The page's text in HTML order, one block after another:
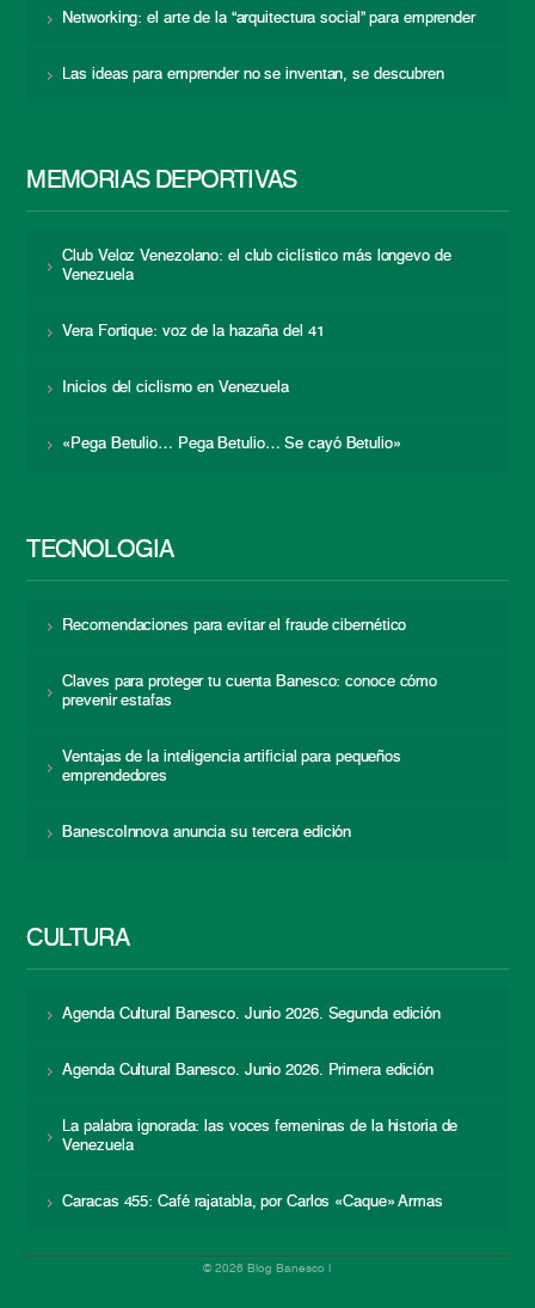
Networking: el arte de la “arquitectura social” para emprender
Las ideas para emprender no se inventan, se descubren
MEMORIAS DEPORTIVAS
Club Veloz Venezolano: el club ciclístico más longevo de
Venezuela
Vera Fortique: voz de la hazaña del 41
Inicios del ciclismo en Venezuela
«Pega Betulio… Pega Betulio… Se cayó Betulio»
TECNOLOGÍA
Recomendaciones para evitar el fraude cibernético
Claves para proteger tu cuenta Banesco: conoce cómo
prevenir estafas
Ventajas de la inteligencia artificial para pequeños
emprendedores
BanescoInnova anuncia su tercera edición
CULTURA
Agenda Cultural Banesco. Junio 2026. Segunda edición
Agenda Cultural Banesco. Junio 2026. Primera edición
La palabra ignorada: las voces femeninas de la historia de
Venezuela
Caracas 455: Café rajatabla, por Carlos «Caque» Armas
© 2026 Blog Banesco |